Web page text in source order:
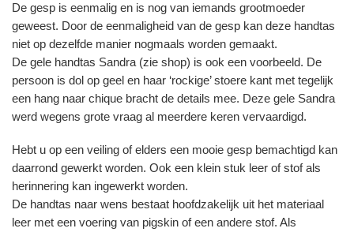
De gesp is eenmalig en is nog van iemands grootmoeder
geweest. Door de eenmaligheid van de gesp kan deze handtas
niet op dezelfde manier nogmaals worden gemaakt.
De gele handtas Sandra (zie shop) is ook een voorbeeld. De
persoon is dol op geel en haar ‘rockige’ stoere kant met tegelijk
een hang naar chique bracht de details mee. Deze gele Sandra
werd wegens grote vraag al meerdere keren vervaardigd.
Hebt u op een veiling of elders een mooie gesp bemachtigd kan
daarrond gewerkt worden. Ook een klein stuk leer of stof als
herinnering kan ingewerkt worden.
De handtas naar wens bestaat hoofdzakelijk uit het materiaal
leer met een voering van pigskin of een andere stof. Als